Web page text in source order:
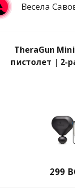
Весела
TheraGun
пистолет | 2-
299